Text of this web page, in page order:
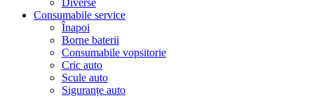
Diverse
Consumabile service
Înapoi
Borne baterii
Consumabile vopsitorie
Cric auto
Scule auto
Siguranțe auto